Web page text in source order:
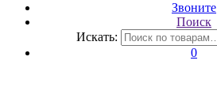
Звоните
Поиск
Искать:
0